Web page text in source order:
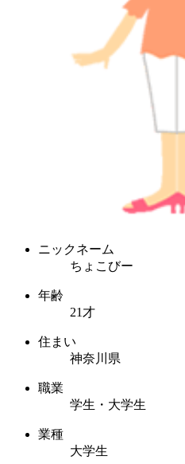
ニックネーム
ちょこびー
年齢
21才
住まい
神奈川県
職業
学生・大学生
業種
大学生